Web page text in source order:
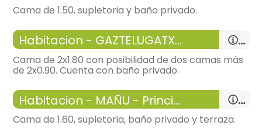
Cama de 1.50, supletoria y baño privado.
-
habitación con: 1 Habitación
-
16 m², bonitas vistas, calefacción,
General:
- no admite mascota
- espacio libre de humos
- incluye: sábanas, toallas,
-
parking gratuito,
Habitacion - GAZTELUGATXE - Principal
Cama de 2x1.80 con posibilidad de dos camas más
de 2x0.90. Cuenta con baño privado.
-
habitación con: 1 Habitación
-
16 m²,
General:
Habitacion - MAÑU - Principal
Cama de 1.60, supletoria, baño privado y terraza.